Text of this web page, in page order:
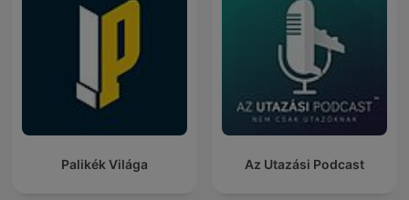
Palikék Világa Az Utazási Podcast